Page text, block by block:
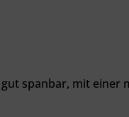
spanbar, mit